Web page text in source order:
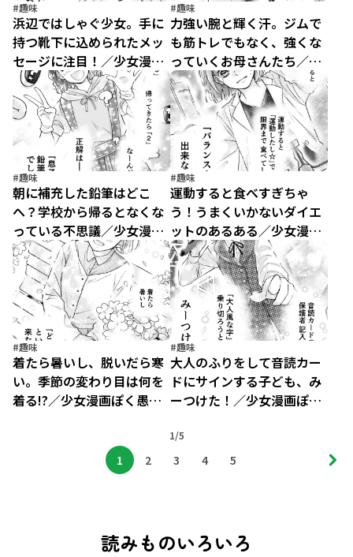
#趣味
浜辺ではしゃぐ少女。手に
持つ靴下に込められたメッ
セージに注目！／少女漫画
ぽく愚痴る。（22）
#趣味
力強い腕と輝く汗。ジムで
も筋トレでもなく、強くな
っていくお母さんたち／少
女漫画ぽく愚痴る。（21）
#趣味
朝に補充した鉛筆はどこ
へ？学校から帰るとなくな
っている不思議／少女漫画
ぽく愚痴る。（20）
#趣味
運動すると食べすぎちゃ
う！うまくいかないダイエ
ットのあるある／少女漫画
ぽく愚痴る。（19）
#趣味
着たら暑いし、脱いだら寒
い。季節の変わり目は何を
着る!?／少女漫画ぽく愚痴
#趣味
大人のふりをして音読カー
ドにサインする子ども、み
ーつけた！／少女漫画ぽく
1/5
1 2 3 4 5
読みものいろいろ